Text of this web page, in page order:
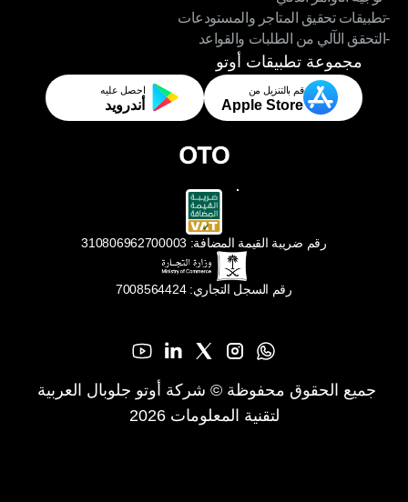
- توجيه الأوامر الذكي
-تطبيقات تحقيق المتاجر والمستودعات
-تطبيقات تحقيق المتاجر والمستودعات
-التحقق الآلي من الطلبات والقواعد
-التحقق الآلي من الطلبات والقواعد
مجموعة تطبيقات أوتو
قم بالتنزيل من
Apple Store
احصل عليه
أندرويد
رقم ضريبة القيمة المضافة: 310806962700003
رقم السجل التجاري: 7008564424
لتقنية المعلومات 2026